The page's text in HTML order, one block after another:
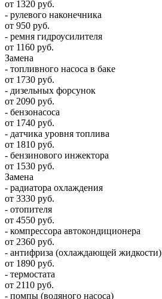
от 1320 руб.
- рулевого наконечника
от 950 руб.
- ремня гидроусилителя
от 1160 руб.
Замена
- топливного насоса в баке
от 1730 руб.
- дизельных форсунок
от 2090 руб.
- бензонасоса
от 1740 руб.
- датчика уровня топлива
от 1810 руб.
- бензинового инжектора
от 1530 руб.
Замена
- радиатора охлаждения
от 3330 руб.
- отопителя
от 4550 руб.
- компрессора автокондиционера
от 2360 руб.
- антифриза (охлаждающей жидкости)
от 1890 руб.
- термостата
от 2110 руб.
- помпы (водяного насоса)